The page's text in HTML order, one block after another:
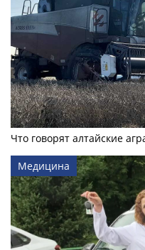
Что говорят алтайские
Медицина